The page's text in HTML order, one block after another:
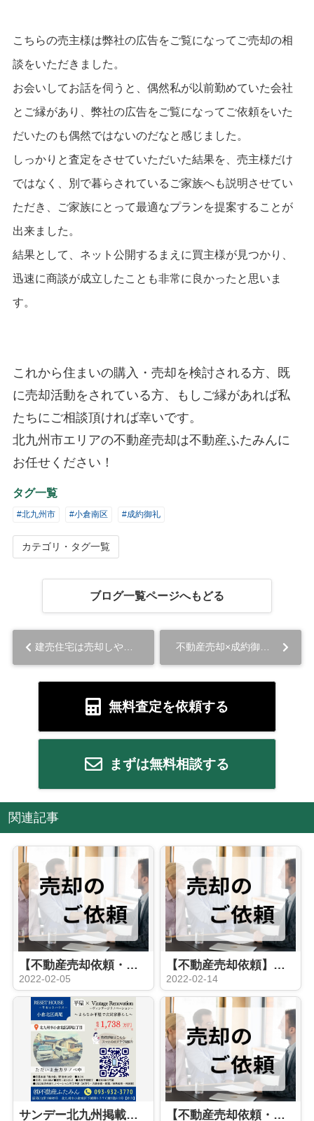
こちらの売主様は弊社の広告をご覧になってご売却の相
談をいただきました。
お会いしてお話を伺うと、偶然私が以前勤めていた会社
とご縁があり、弊社の広告をご覧になってご依頼をいた
だいたのも偶然ではないのだなと感じました。
しっかりと査定をさせていただいた結果を、売主様だけ
ではなく、別で暮らされているご家族へも説明させてい
ただき、ご家族にとって最適なプランを提案することが
出来ました。
結果として、ネット公開するまえに買主様が見つかり、
迅速に商談が成立したことも非常に良かったと思いま
す。
これから住まいの購入・売却を検討される方、既
に売却活動をされている方、
もしご縁があれば私
たちにご相談頂ければ幸いです。
北九州市エリアの不動産売却は不動産ふたみんに
お任せください！
タグ一覧
#北九州市 #小倉南区 #成約御礼
カテゴリ・タグ一覧
ブログ一覧ページへもどる
建売住宅は売却しやすい？注文住宅との違いや売却時の流れを解説... 不動産売却×成約御礼【北九州市小倉南区志井 新築戸建て】...
無料査定を依頼する
まずは無料相談する
関連記事
【不動産売却依頼・一般】南若園公社団地2棟
2022-02-05
【不動産売却依頼】北九州市小倉北区高尾 中古戸建て
2022-02-14
サンデー北九州掲載のお知らせ【RESET HOUSE－小倉北区高尾1丁目1期－】 【不動産売却依頼・専属専任】北九州市小倉南区津田新町 新築戸建て